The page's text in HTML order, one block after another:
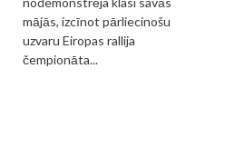
mājās, izcīnot pārliecinošu
uzvaru Eiropas rallija
čempionāta...